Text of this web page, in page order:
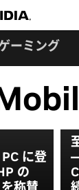
ーミング
に登
の